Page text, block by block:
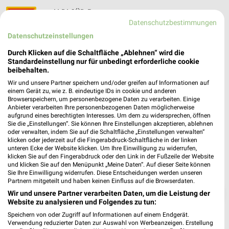
ALDI SÜD Bous
66359 Bous
Heute geschlossen
587,14 km • Angebote: 6 Prospekte
❯
Datenschutzbestimmungen
Datenschutzeinstellungen
Durch Klicken auf die Schaltfläche „Ablehnen“ wird die
Standardeinstellung nur für unbedingt erforderliche cookie
beibehalten.
Wir und unsere Partner speichern und/oder greifen auf Informationen auf
einem Gerät zu, wie z. B. eindeutige IDs in cookie und anderen
Browserspeichern, um personenbezogene Daten zu verarbeiten. Einige
Anbieter verarbeiten Ihre personenbezogenen Daten möglicherweise
aufgrund eines berechtigten Interesses. Um dem zu widersprechen, öffnen
Sie die „Einstellungen“. Sie können Ihre Einstellungen akzeptieren, ablehnen
oder verwalten, indem Sie auf die Schaltfläche „Einstellungen verwalten“
klicken oder jederzeit auf die Fingerabdruck-Schaltfläche in der linken
unteren Ecke der Website klicken. Um Ihre Einwilligung zu widerrufen,
klicken Sie auf den Fingerabdruck oder den Link in der Fußzeile der Website
und klicken Sie auf den Menüpunkt „Meine Daten“. Auf dieser Seite können
Sie Ihre Einwilligung widerrufen. Diese Entscheidungen werden unseren
Partnern mitgeteilt und haben keinen Einfluss auf die Browserdaten.
Wir und unsere Partner verarbeiten Daten, um die Leistung der
Website zu analysieren und Folgendes zu tun:
Speichern von oder Zugriff auf Informationen auf einem Endgerät.
Verwendung reduzierter Daten zur Auswahl von Werbeanzeigen. Erstellung